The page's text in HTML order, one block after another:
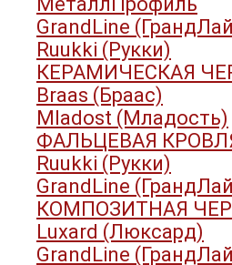
GrandLine
Ruukki (Рукки)
КЕРАМИЧЕСКАЯ
Braas (Браас)
Mladost (Младость)
ФАЛЬЦЕВАЯ
Ruukki (Рукки)
GrandLine
КОМПОЗИТНАЯ
Luxard (Люксард)
GrandLine